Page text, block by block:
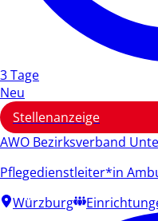
3 Tage
Neu
Stellenanzeige
AWO Bezirksverband
Pflegedienstleiter*in
Würzburg